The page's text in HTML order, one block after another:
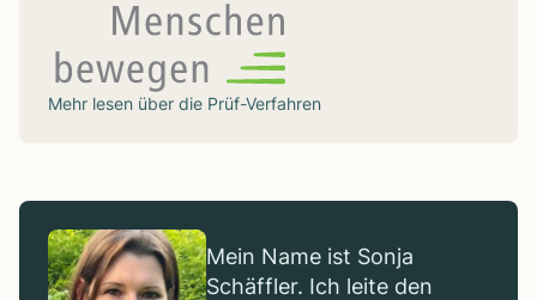
Mehr lesen über die Prüf-Verfahren
Mein Name ist Sonja
Schäffler. Ich leite den